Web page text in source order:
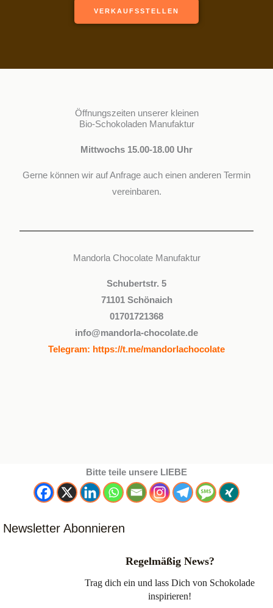
VERKAUFSSTELLEN
Öffnungszeiten unserer kleinen
Bio-Schokoladen Manufaktur
Mittwochs 15.00-18.00 Uhr
Gerne können wir auf Anfrage auch einen anderen Termin
vereinbaren.
Mandorla Chocolate Manufaktur
Schubertstr. 5
71101 Schönaich
01701721368
info@mandorla-chocolate.de
Telegram: https://t.me/mandorlachocolate
Bitte teile unsere LIEBE
Newsletter Abonnieren
Regelmäßig News?
Trag dich ein und lass Dich von Schokolade
inspirieren!